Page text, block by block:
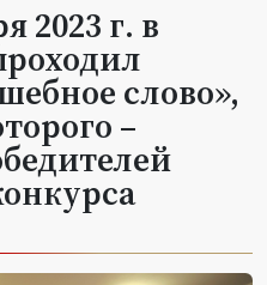
2023 г. в
слово»,
–